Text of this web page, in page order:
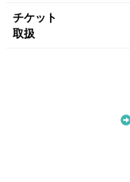
チケット
取扱